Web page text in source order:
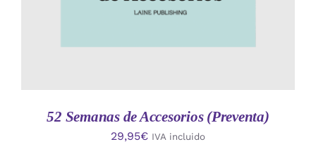
52 Semanas de Accesorios (Preventa)
29,95€ IVA incluido